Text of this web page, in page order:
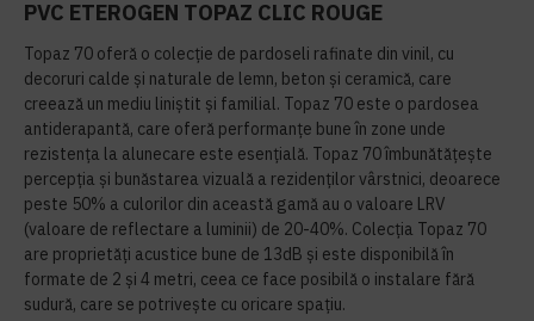
PVC ETEROGEN TOPAZ CLIC ROUGE
Topaz 70 oferă o colecție de pardoseli rafinate din vinil, cu
decoruri calde și naturale de lemn, beton și ceramică, care
creează un mediu liniștit și familial. Topaz 70 este o pardosea
antiderapantă, care oferă performanțe bune în zone unde
rezistența la alunecare este esențială. Topaz 70 îmbunătățește
percepția și bunăstarea vizuală a rezidenților vârstnici, deoarece
peste 50% a culorilor din această gamă au o valoare LRV
(valoare de reflectare a luminii) de 20-40%. Colecția Topaz 70
are proprietăți acustice bune de 13dB și este disponibilă în
formate de 2 și 4 metri, ceea ce face posibilă o instalare fără
sudură, care se potrivește cu oricare spațiu.